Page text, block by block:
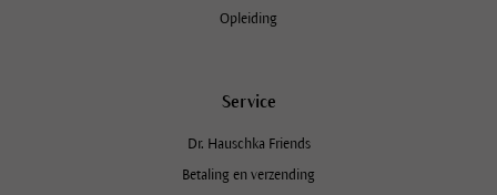
Opleiding
Service
Dr. Hauschka Friends
Betaling en verzending